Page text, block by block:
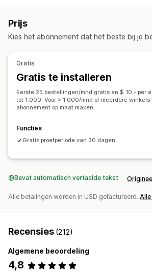
Templates
Welkomstmails
Prijs
Kies het abonnement dat het beste bij je
Gratis
Gratis te installeren
Eerste 25 bestellingen/mnd gratis en $ 10,- per
tot 1.000. Voor > 1.000/mnd of meerdere
abonnement op maat maken.
Functies
Gratis proefperiode van 30 dagen
Bevat automatisch vertaalde tekst
Alle betalingen worden in USD gefactureerd.
Recensies (212)
Algemene beoordeling
4,8